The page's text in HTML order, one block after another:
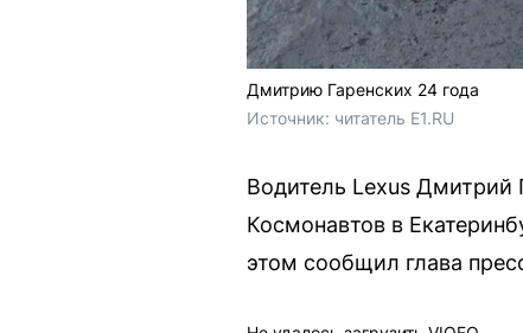
Дмитрию Гаренских 24 года
Источник: читатель E1.RU
Водитель Lexus Дмитрий
Космонавтов в
этом сообщил глава